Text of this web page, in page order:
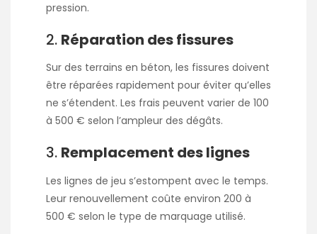
pression.
2. Réparation des fissures
Sur des terrains en béton, les fissures doivent
être réparées rapidement pour éviter qu’elles
ne s’étendent. Les frais peuvent varier de 100
à 500 € selon l’ampleur des dégâts.
3. Remplacement des lignes
Les lignes de jeu s’estompent avec le temps.
Leur renouvellement coûte environ 200 à
500 € selon le type de marquage utilisé.